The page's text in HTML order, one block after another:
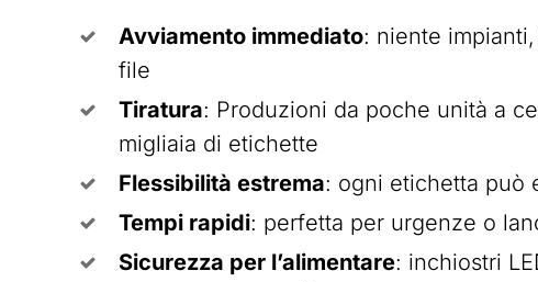
Avviamento immediato: niente
file
Tiratura: Produzioni da poche unità a
migliaia di etichette
Flessibilità estrema: ogni etichetta può
Tempi rapidi: perfetta per urgenze o
Sicurezza per l’alimentare: inchiostri